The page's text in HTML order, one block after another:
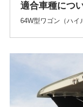
適合車種につ
64W型ワゴン（ハイ